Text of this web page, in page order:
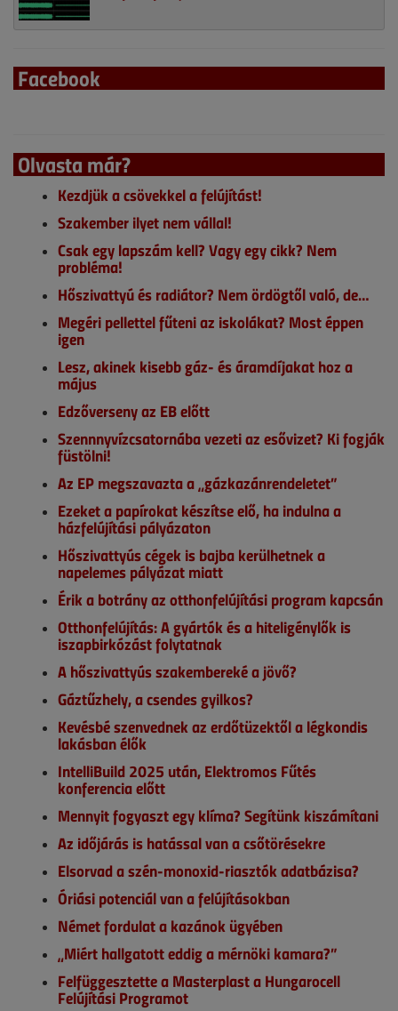
Facebook
Olvasta már?
Kezdjük a csövekkel a felújítást!
Szakember ilyet nem vállal!
Csak egy lapszám kell? Vagy egy cikk? Nem
probléma!
Hőszivattyú és radiátor? Nem ördögtől való, de…
Megéri pellettel fűteni az iskolákat? Most éppen
igen
Lesz, akinek kisebb gáz- és áramdíjakat hoz a
május
Edzőverseny az EB előtt
Szennnyvízcsatornába vezeti az esővizet? Ki fogják
füstölni!
Az EP megszavazta a „gázkazánrendeletet”
Ezeket a papírokat készítse elő, ha indulna a
házfelújítási pályázaton
Hőszivattyús cégek is bajba kerülhetnek a
napelemes pályázat miatt
Érik a botrány az otthonfelújítási program kapcsán
Otthonfelújítás: A gyártók és a hiteligénylők is
iszapbirkózást folytatnak
A hőszivattyús szakembereké a jövő?
Gáztűzhely, a csendes gyilkos?
Kevésbé szenvednek az erdőtüzektől a légkondis
lakásban élők
IntelliBuild 2025 után, Elektromos Fűtés
konferencia előtt
Mennyit fogyaszt egy klíma? Segítünk kiszámítani
Az időjárás is hatással van a csőtörésekre
Elsorvad a szén-monoxid-riasztók adatbázisa?
Óriási potenciál van a felújításokban
Német fordulat a kazánok ügyében
„Miért hallgatott eddig a mérnöki kamara?”
Felfüggesztette a Masterplast a Hungarocell
Felújítási Programot